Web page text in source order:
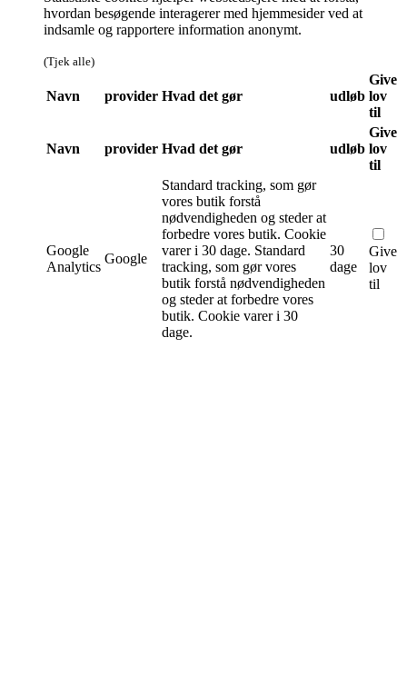
hvordan besøgende interagerer med hjemmesider ved at
indsamle og rapportere information anonymt.
(Tjek alle)
Navn provider Hvad det gør udløb
Give
lov
til
Navn provider Hvad det gør udløb
Give
lov
til
Google
Analytics
Google
Standard tracking, som gør
vores butik forstå
nødvendigheden og steder at
forbedre vores butik. Cookie
varer i 30 dage. Standard
tracking, som gør vores
butik forstå nødvendigheden
og steder at forbedre vores
butik. Cookie varer i 30
dage.
30
dage
Give
lov
til